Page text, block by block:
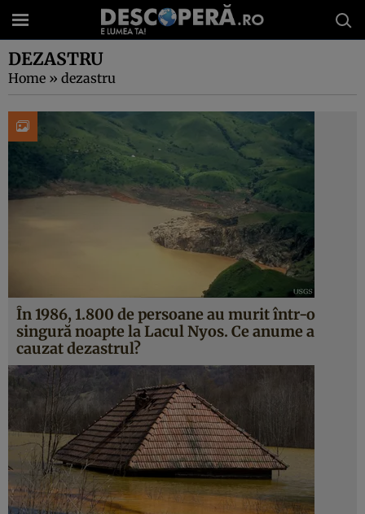
DEZASTRU
Home » dezastru
În 1986, 1.800 de persoane au murit într-o
singură noapte la Lacul Nyos. Ce anume a
cauzat dezastrul?